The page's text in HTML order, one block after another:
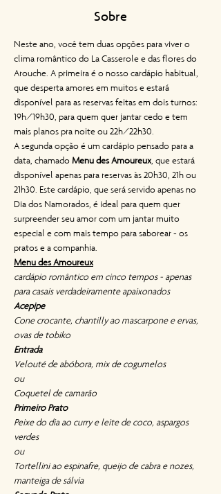
Sobre
Neste ano, você tem duas opções para viver o
clima romântico do La Casserole e das flores do
Arouche. A primeira é o nosso cardápio habitual,
que desperta amores em muitos e estará
disponível para as reservas feitas em dois turnos:
19h/19h30, para quem quer jantar cedo e tem
mais planos pra noite ou 22h/22h30.
A segunda opção é um cardápio pensado para a
data, chamado Menu des Amoureux, que estará
disponível apenas para reservas às 20h30, 21h ou
21h30. Este cardápio, que será servido apenas no
Dia dos Namorados, é ideal para quem quer
surpreender seu amor com um jantar muito
especial e com mais tempo para saborear - os
pratos e a companhia.
Menu des Amoureux
cardápio romântico em cinco tempos - apenas
para casais verdadeiramente apaixonados
Acepipe
Cone crocante, chantilly ao mascarpone e ervas,
ovas de tobiko
Entrada
Velouté de abóbora, mix de cogumelos
ou
Coquetel de camarão
Primeiro Prato
Peixe do dia ao curry e leite de coco, aspargos
verdes
ou
Tortellini ao espinafre, queijo de cabra e nozes,
manteiga de sálvia